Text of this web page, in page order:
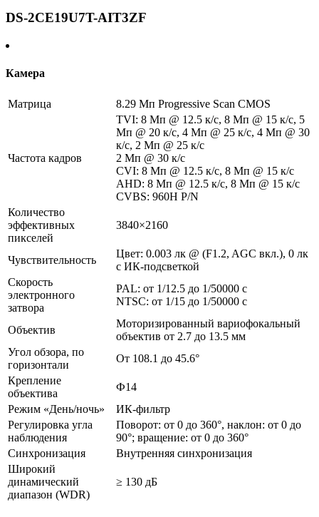
DS-2CE19U7T-AIT3ZF
Камера
Матрица 8.29 Мп Progressive Scan CMOS
Частота кадров
TVI: 8 Мп @ 12.5 к/с, 8 Мп @ 15 к/с, 5
Мп @ 20 к/с, 4 Мп @ 25 к/с, 4 Мп @ 30
к/с, 2 Мп @ 25 к/с
2 Мп @ 30 к/с
CVI: 8 Мп @ 12.5 к/с, 8 Мп @ 15 к/с
AHD: 8 Мп @ 12.5 к/с, 8 Мп @ 15 к/с
CVBS: 960H P/N
Количество
эффективных
пикселей
3840×2160
Чувствительность
Цвет: 0.003 лк @ (F1.2, AGC вкл.), 0 лк
с ИК-подсветкой
Скорость
электронного
затвора
PAL: от 1/12.5 до 1/50000 с
NTSC: от 1/15 до 1/50000 с
Объектив
Моторизированный вариофокальный
объектив от 2.7 до 13.5 мм
Угол обзора, по
горизонтали
От 108.1 до 45.6°
Крепление
объектива
Ф14
Режим «День/ночь»
ИК-фильтр
Регулировка угла
наблюдения
Поворот: от 0 до 360°, наклон: от 0 до
90°; вращение: от 0 до 360°
Синхронизация
Внутренняя синхронизация
Широкий
динамический
диапазон (WDR)
≥ 130 дБ